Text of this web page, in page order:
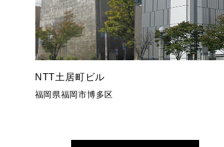
NTT土居町ビル
福岡県福岡市博多区